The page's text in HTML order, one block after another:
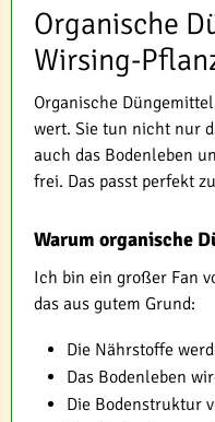
Organische
Wirsing-
Organische
wert. Sie tun nicht nur
auch das Bodenleben
frei. Das passt perfekt
Warum organische
Ich bin ein großer Fan
das aus gutem Grund:
Die Nährstoffe
Das Bodenleben
Die Bodenstruktur